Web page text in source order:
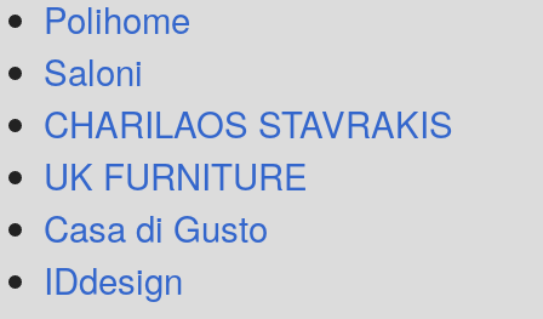
Polihome
Saloni
CHARILAOS STAVRAKIS
UK FURNITURE
Casa di Gusto
IDdesign